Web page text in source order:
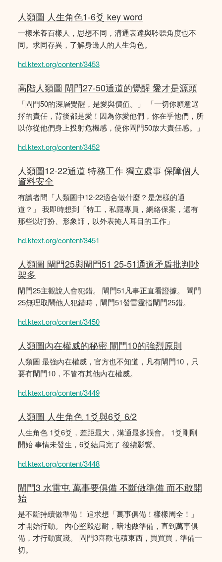
人類圖 人生角色1-6爻 key word
一樣米養百樣人，思想不同，溝通表達與聆聽角度也不
同。求同存異，了解身邊人的人生角色。
hd.ktext.org/content/3453
高階人類圖 閘門27-50通道的覺醒 愛才是源頭
「閘門50的深層覺醒，是愛與價值。」 「一切你願意選
擇的責任，背後都是愛！因為你愛他們，你在乎他們，所
以你從他們身上投射危機感，使你閘門50放大責任感。」
hd.ktext.org/content/3452
人類圖12-22通道 特務工作 獨立處事 保障個人
資料安全
有讀者問「人類圖中12-22適合做什麼？是怎樣的通
道？」 我即時想到「特工，私隱專員，網絡保案，還有
那些以打扮、形象師，以外表掩人耳目的工作」
hd.ktext.org/content/3451
人類圖 閘門25與閘門51 25-51通道矛盾批判吵
架多
閘門25主觀說人會犯錯。 閘門51凡事正直看證據。 閘門
25無理取鬧他人犯錯時，閘門51發雷霆指閘門25錯。
hd.ktext.org/content/3450
人類圖內在權威的秘密 閘門10的強烈原則
人類圖 最強內在權威，官方也不知道，凡有閘門10，只
要有閘門10，不管有其他內在權威。
hd.ktext.org/content/3449
人類圖 人生角色 1爻與6爻 6/2
人生角色 1爻6爻，差距最大，溝通最多誤會。 1爻剛剛
開始 事情未發生，6爻結局完了 後續影響。
hd.ktext.org/content/3448
閘門3 水雷屯 萬事要俱備 不斷做準備 而不敢開
始
是不斷持續做準備！ 追求想「萬事俱備！樣樣周全！」
才開始行動。 內心堅毅忍耐，暗地做準備，直到萬事俱
備，才行動實踐。 閘門3喜歡屯積東西，買買買，準備一
切。